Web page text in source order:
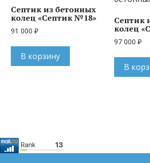
Септик из бетонных
колец «Септик №18»
91 000₽
В корзину
Септик
колец
97 000₽
В